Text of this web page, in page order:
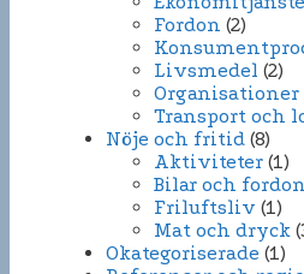
Fordon (2)
Livsmedel (2)
Organisationer
Transport och
Nöje och fritid (8)
Aktiviteter (1)
Bilar och fordon
Friluftsliv (1)
Mat och dryck
Okategoriserade (1)